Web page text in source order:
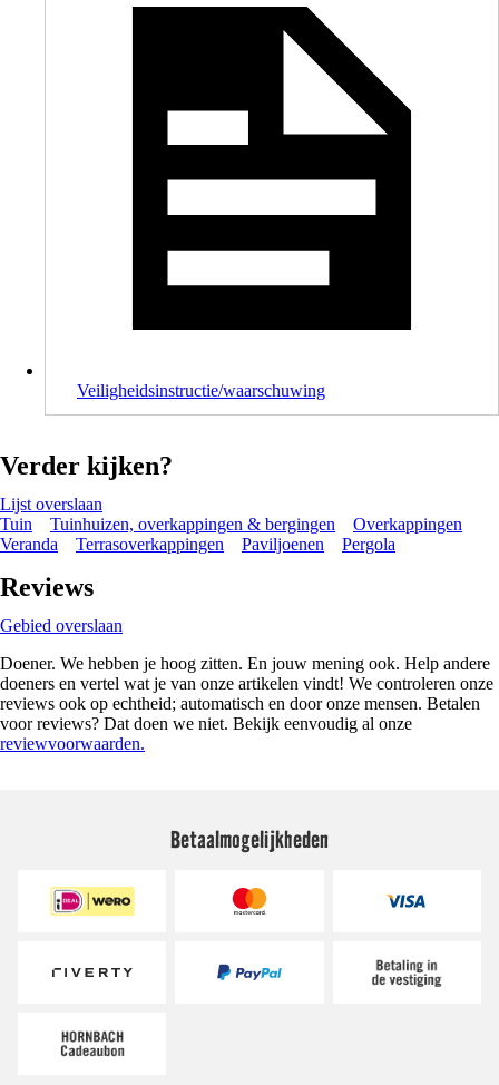
Veiligheidsinstructie/waarschuwing
Verder kijken?
Lijst overslaan
Tuin
Tuinhuizen, overkappingen & bergingen
Overkappingen
Veranda
Terrasoverkappingen Paviljoenen Pergola
Reviews
Gebied overslaan
Doener. We hebben je hoog zitten. En jouw mening ook. Help andere
doeners en vertel wat je van onze artikelen vindt! We controleren onze
reviews ook op echtheid; automatisch en door onze mensen. Betalen
voor reviews? Dat doen we niet. Bekijk eenvoudig al onze
reviewvoorwaarden.
Betaalmogelijkheden